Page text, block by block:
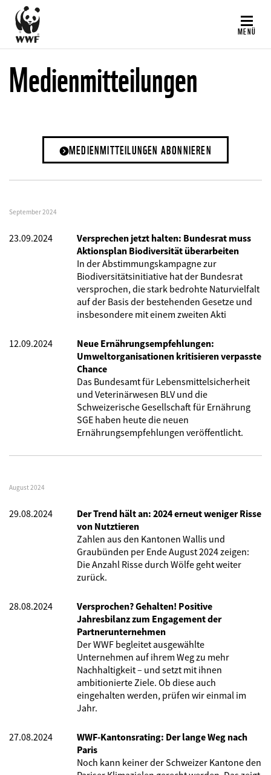
Direkt
zum
Inhalt
MENÜ
Medienmitteilungen
MEDIENMITTEILUNGEN ABONNIEREN
September 2024
23.09.2024
Versprechen jetzt halten: Bundesrat muss
Aktionsplan Biodiversität überarbeiten
In der Abstimmungskampagne zur
Biodiversitätsinitiative hat der Bundesrat
versprochen, die stark bedrohte Naturvielfalt
auf der Basis der bestehenden Gesetze und
insbesondere mit einem zweiten Akti
12.09.2024
Neue Ernährungsempfehlungen:
Umweltorganisationen kritisieren verpasste
Chance
Das Bundesamt für Lebensmittelsicherheit
und Veterinärwesen BLV und die
Schweizerische Gesellschaft für Ernährung
SGE haben heute die neuen
Ernährungsempfehlungen veröffentlicht.
August 2024
29.08.2024
Der Trend hält an: 2024 erneut weniger Risse
von Nutztieren
Zahlen aus den Kantonen Wallis und
Graubünden per Ende August 2024 zeigen:
Die Anzahl Risse durch Wölfe geht weiter
zurück.
28.08.2024
Versprochen? Gehalten! Positive
Jahresbilanz zum Engagement der
Partnerunternehmen
Der WWF begleitet ausgewählte
Unternehmen auf ihrem Weg zu mehr
Nachhaltigkeit – und setzt mit ihnen
ambitionierte Ziele. Ob diese auch
eingehalten werden, prüfen wir einmal im
Jahr.
27.08.2024
WWF-Kantonsrating: Der lange Weg nach
Paris
Noch kann keiner der Schweizer Kantone den